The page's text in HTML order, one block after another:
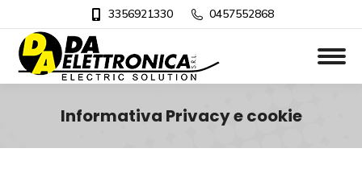
3356921330 0457552868
Informativa Privacy e cookie